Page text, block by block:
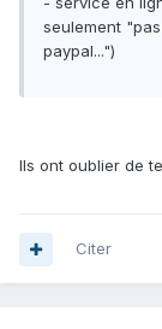
seulement
paypal...")
Ils ont oublier de
Citer